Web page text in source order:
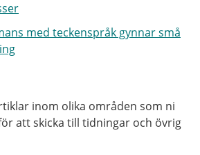
med teckenspråk gynnar små
inom olika områden som ni
att skicka till tidningar och övrig